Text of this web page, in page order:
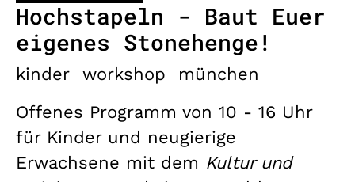
Hochstapeln - Baut Euer
eigenes Stonehenge!
kinder workshop
münchen
Offenes Programm von 10 - 16 Uhr
für Kinder und neugierige
Erwachsene mit dem Kultur und